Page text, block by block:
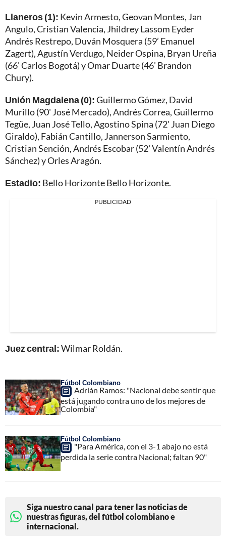
Llaneros (1): Kevin Armesto, Geovan Montes, Jan
Angulo, Cristian Valencia, Jhildrey Lassom Eyder
Andrés Restrepo, Duván Mosquera (59’ Emanuel
Zagert), Agustín Verdugo, Neider Ospina, Bryan Ureña
(66' Carlos Bogotá) y Omar Duarte (46’ Brandon
Chury).
Unión Magdalena (0):Guillermo Gómez, David
Murillo (90' José Mercado), Andrés Correa, Guillermo
Tegüe, Juan José Tello, Agostino Spina (72' Juan Diego
Giraldo), Fabián Cantillo, Jannerson Sarmiento,
Cristian Sención, Andrés Escobar (52' Valentín Andrés
Sánchez) y Orles Aragón.
Estadio: Bello Horizonte Bello Horizonte.
PUBLICIDAD
Juez central:Wilmar Roldán.
Fútbol Colombiano
Adrián Ramos: "Nacional debe sentir que
está jugando contra uno de los mejores de
Colombia"
Fútbol Colombiano
"Para América, con el 3-1 abajo no está
perdida la serie contra Nacional; faltan 90"
Siga nuestro canal para tener las noticias de
nuestras figuras, del fútbol colombiano e
internacional.